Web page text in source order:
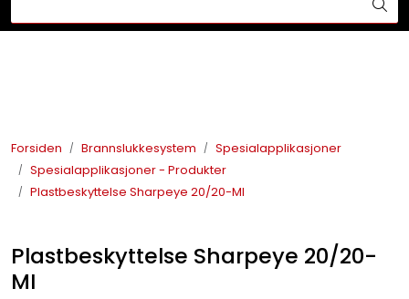
Forsiden Brannslukkesystem
Spesialapplikasjoner
Spesialapplikasjoner - Produkter
Plastbeskyttelse Sharpeye 20/20-MI
Plastbeskyttelse Sharpeye 20/20-
MI
Lysprodukter
Maskinsikring